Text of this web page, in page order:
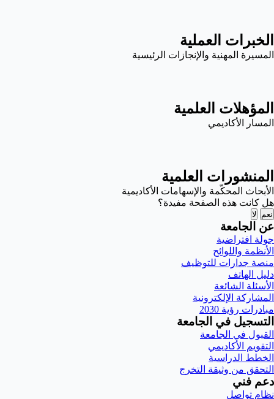
الخبرات العملية
المسيرة المهنية والإنجازات الرئيسية
المؤهلات العلمية
المسار الأكاديمي
المنشورات العلمية
الأبحاث المحكّمة والإسهامات الأكاديمية
هل كانت هذه الصفحة مفيدة؟
نعم لا
عن الجامعة
جولة افتراضية
الأنظمة واللوائح
منصة جدارات للتوظيف
دليل الهاتف
الأسئلة الشائعة
المشاركة الإلكترونية
مبادرات رؤية 2030
التسجيل في الجامعة
القبول في الجامعة
التقويم الأكاديمي
الخطط الدراسية
التحقق من وثيقة التخرج
دعم فني
نظام تواصل